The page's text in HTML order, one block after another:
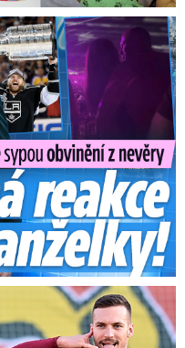
Reakce manželky!